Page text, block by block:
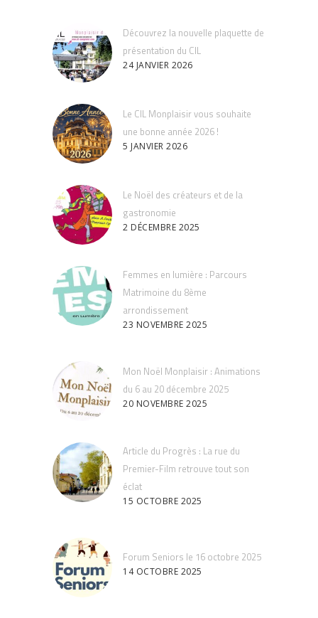
Découvrez la nouvelle plaquette de
présentation du CIL
24 JANVIER 2026
Le CIL Monplaisir vous souhaite
une bonne année 2026 !
5 JANVIER 2026
Le Noël des créateurs et de la
gastronomie
2 DÉCEMBRE 2025
Femmes en lumière : Parcours
Matrimoine du 8ème
arrondissement
23 NOVEMBRE 2025
Mon Noël Monplaisir : Animations
du 6 au 20 décembre 2025
20 NOVEMBRE 2025
Article du Progrès : La rue du
Premier-Film retrouve tout son
éclat
15 OCTOBRE 2025
Forum Seniors le 16 octobre 2025
14 OCTOBRE 2025